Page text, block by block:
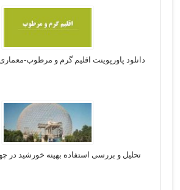
دانلود پاورپوینت اقلیم گرم و مرطوب-
تحلیل و بررسی استفاده بهینه خورشید در